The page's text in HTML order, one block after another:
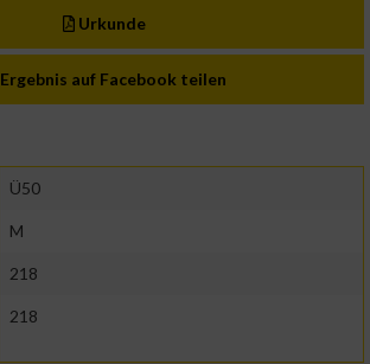
Urkunde
Ergebnis auf Facebook teilen
Ü50
M
218
218